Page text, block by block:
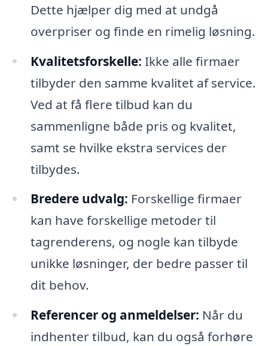
Dette hjælper dig med at undgå
overpriser og finde en rimelig løsning.
Kvalitetsforskelle: Ikke alle firmaer
tilbyder den samme kvalitet af service.
Ved at få flere tilbud kan du
sammenligne både pris og kvalitet,
samt se hvilke ekstra services der
tilbydes.
Bredere udvalg: Forskellige firmaer
kan have forskellige metoder til
tagrenderens, og nogle kan tilbyde
unikke løsninger, der bedre passer til
dit behov.
Referencer og anmeldelser: Når du
indhenter tilbud, kan du også forhøre